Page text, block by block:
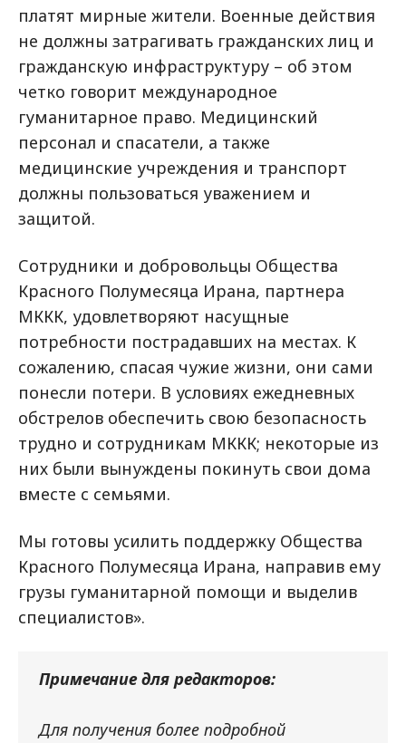
платят мирные жители. Военные действия
не должны затрагивать гражданских лиц и
гражданскую инфраструктуру – об этом
четко говорит международное
гуманитарное право. Медицинский
персонал и спасатели, а также
медицинские учреждения и транспорт
должны пользоваться уважением и
защитой.
Сотрудники и добровольцы Общества
Красного Полумесяца Ирана, партнера
МККК, удовлетворяют насущные
потребности пострадавших на местах. К
сожалению, спасая чужие жизни, они сами
понесли потери. В условиях ежедневных
обстрелов обеспечить свою безопасность
трудно и сотрудникам МККК; некоторые из
них были вынуждены покинуть свои дома
вместе с семьями.
Мы готовы усилить поддержку Общества
Красного Полумесяца Ирана, направив ему
грузы гуманитарной помощи и выделив
специалистов».
Примечание для редакторов:
Для получения более подробной